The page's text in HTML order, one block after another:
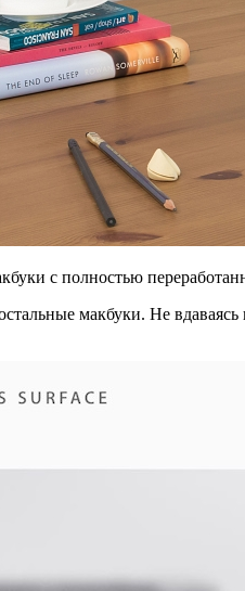
с полностью
макбуки. Не вдаваясь